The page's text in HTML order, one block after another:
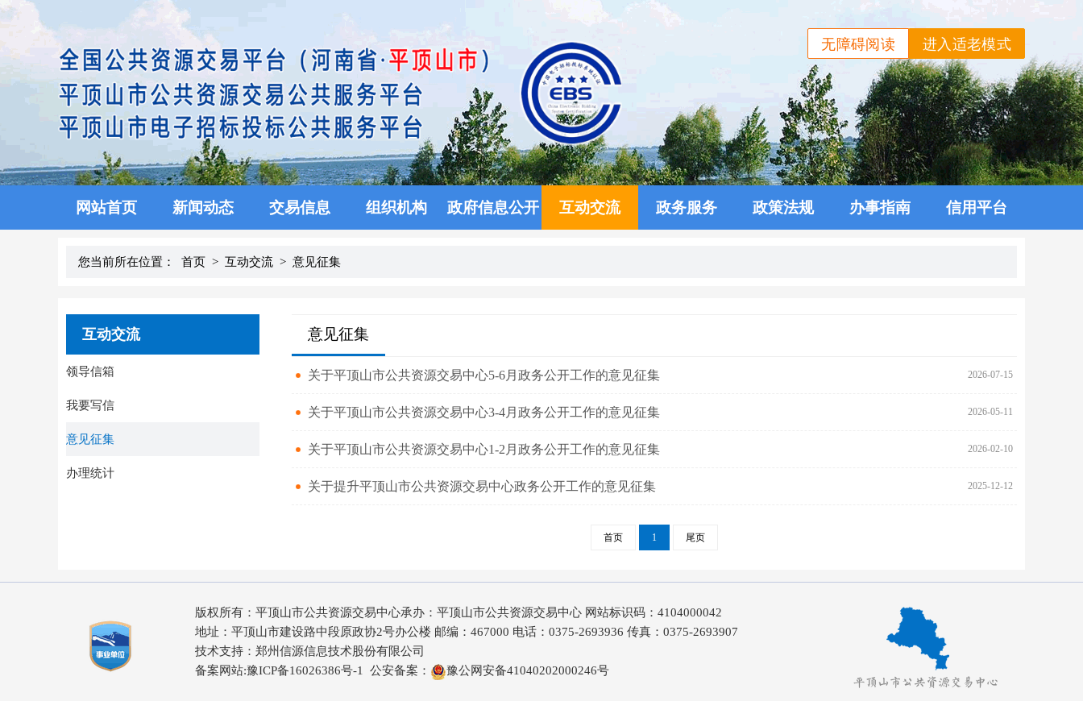
进入适老模式
无障碍阅读
网站首页 新闻动态 交易信息 组织机构 政府信息公开 互动交流 政务服务 政策法规 办事指南 信用平台
您当前所在位置： 首页 > 互动交流 > 意见征集
互动交流
领导信箱
我要写信
意见征集
办理统计
意见征集
关于平顶山市公共资源交易中心5-6月政务公开工作的意见征集 2026-07-15
关于平顶山市公共资源交易中心3-4月政务公开工作的意见征集 2026-05-11
关于平顶山市公共资源交易中心1-2月政务公开工作的意见征集 2026-02-10
关于提升平顶山市公共资源交易中心政务公开工作的意见征集 2025-12-12
首页 1 尾页
版权所有：平顶山市公共资源交易中心承办：平顶山市公共资源交易中心 网站标识码：4104000042
地址：平顶山市建设路中段原政协2号办公楼 邮编：467000 电话：0375-2693936 传真：0375-2693907
技术支持：郑州信源信息技术股份有限公司
备案网站:豫ICP备16026386号-1 公安备案： 豫公网安备41040202000246号